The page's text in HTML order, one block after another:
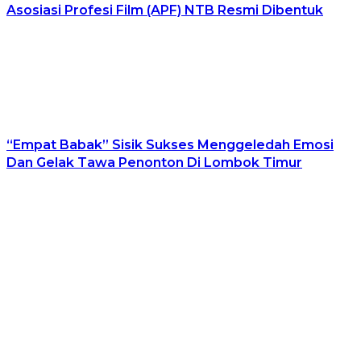
Asosiasi Profesi Film (APF) NTB Resmi Dibentuk
“Empat Babak” Sisik Sukses Menggeledah Emosi
Dan Gelak Tawa Penonton Di Lombok Timur